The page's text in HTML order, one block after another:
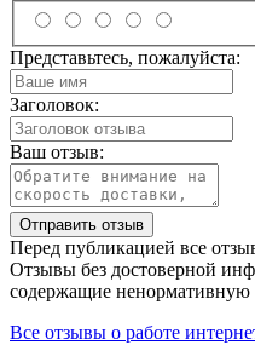
Представьтесь, пожалуйста:
Заголовок:
Ваш отзыв:
Отправить отзыв
Перед публикацией все
Отзывы без достоверной
содержащие ненормативную
Все отзывы о работе